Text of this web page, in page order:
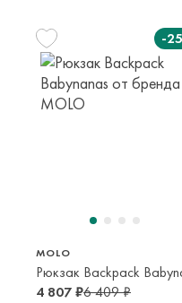
-
MOLO
4 807 ₽6 409 ₽